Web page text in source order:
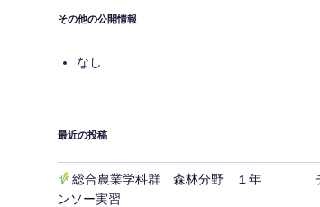
その他の公開情報
なし
最近の投稿
総合農業学科群 森林分野 １年
ンソー実習